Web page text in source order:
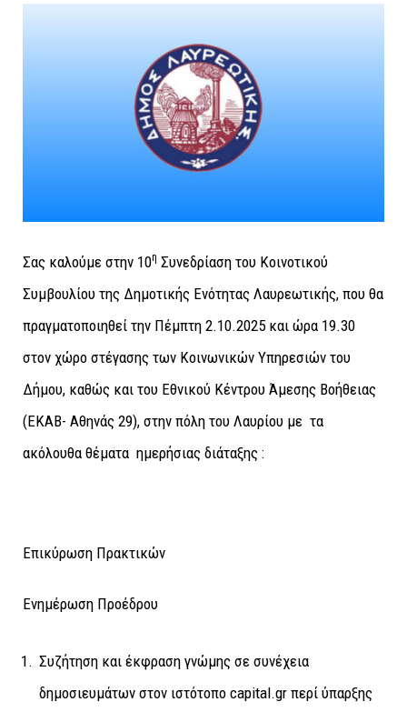
Σας καλούμε στην 10η Συνεδρίαση του Κοινοτικού
Συμβουλίου της Δημοτικής Ενότητας Λαυρεωτικής, που θα
πραγματοποιηθεί την Πέμπτη 2.10.2025 και ώρα 19.30
στον χώρο στέγασης των Κοινωνικών Υπηρεσιών του
Δήμου, καθώς και του Εθνικού Κέντρου Άμεσης Βοήθειας
(ΕΚΑΒ- Αθηνάς 29), στην πόλη του Λαυρίου με τα
ακόλουθα θέματα ημερήσιας διάταξης :
Επικύρωση Πρακτικών
Ενημέρωση Προέδρου
Συζήτηση και έκφραση γνώμης σε συνέχεια
δημοσιευμάτων στον ιστότοπο capital.gr περί ύπαρξης